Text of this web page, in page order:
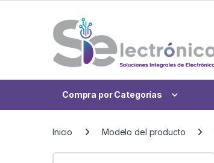
Compra por Categorías
Inicio Modelo del producto